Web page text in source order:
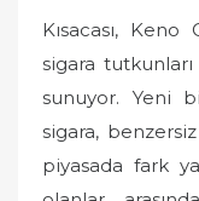
Kısacası,
sigara
sunuyor. Yeni
sigara,
piyasada fark